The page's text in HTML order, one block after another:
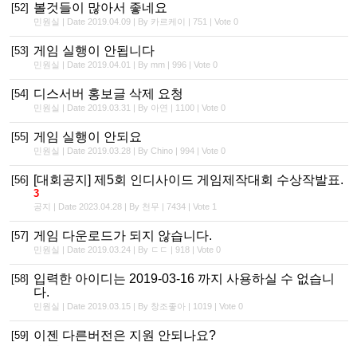
[52] 볼것들이 많아서 좋네요
민원실 | Date 2019.04.09 | By 카르케이 | 751 | Vote 0
[53] 게임 실행이 안됩니다
민원실 | Date 2019.04.01 | By mm | 996 | Vote 0
[54] 디스서버 홍보글 삭제 요청
민원실 | Date 2019.03.31 | By 아연 | 1100 | Vote 0
[55] 게임 실행이 안되요
민원실 | Date 2019.03.28 | By Chino | 994 | Vote 0
[56] [대회공지] 제5회 인디사이드 게임제작대회 수상작발표.
3
공지 | Date 2023.04.28 | By 천무 | 7434 | Vote 1
[57] 게임 다운로드가 되지 않습니다.
민원실 | Date 2019.03.24 | By ㄷㄷ | 918 | Vote 0
[58] 입력한 아이디는 2019-03-16 까지 사용하실 수 없습니
다.
민원실 | Date 2019.03.15 | By 창조좋아 | 1019 | Vote 0
[59] 이젠 다른버전은 지원 안되나요?